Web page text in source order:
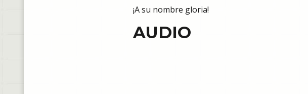
¡A su nombre gloria!
AUDIO